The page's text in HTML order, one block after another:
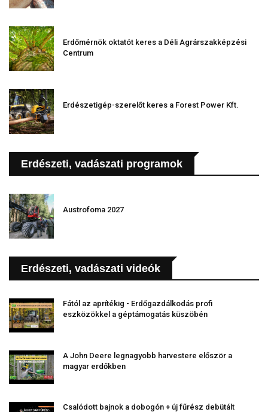
Erdőmérnök oktatót keres a Déli Agrárszakképzési
Centrum
Erdészetigép-szerelőt keres a Forest Power Kft.
Erdészeti, vadászati programok
Austrofoma 2027
Erdészeti, vadászati videók
Fától az aprítékig - Erdőgazdálkodás profi
eszközökkel a géptámogatás küszöbén
A John Deere legnagyobb harvestere először a
magyar erdőkben
Csalódott bajnok a dobogón + új fűrész debütált